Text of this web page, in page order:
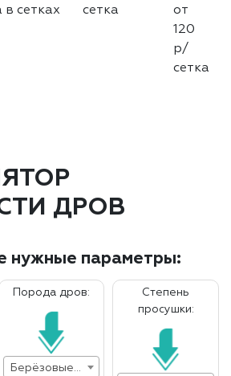
сетках
сетка
от
120
р/
сетка
ДРОВ
нужные параметры:
Порода дров:
Берёзовые дрова
Степень
просушки: